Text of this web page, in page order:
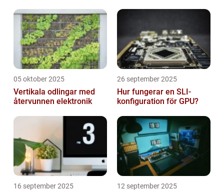
05 oktober 2025
Vertikala odlingar med
återvunnen elektronik
26 september 2025
Hur fungerar en SLI-
konfiguration för GPU?
16 september 2025 12 september 2025